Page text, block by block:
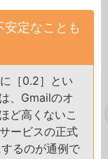
定なことも
［0.2］とい
、Gmailのオ
ど高くないこ
ービスの正式
るのが通例で